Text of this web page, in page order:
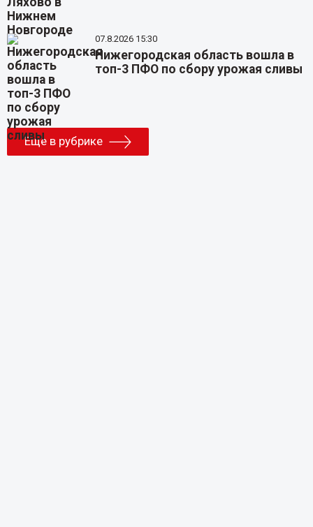
07.8.2026 15:30
Нижегородская область вошла в
топ-3 ПФО по сбору урожая сливы
Еще в рубрике